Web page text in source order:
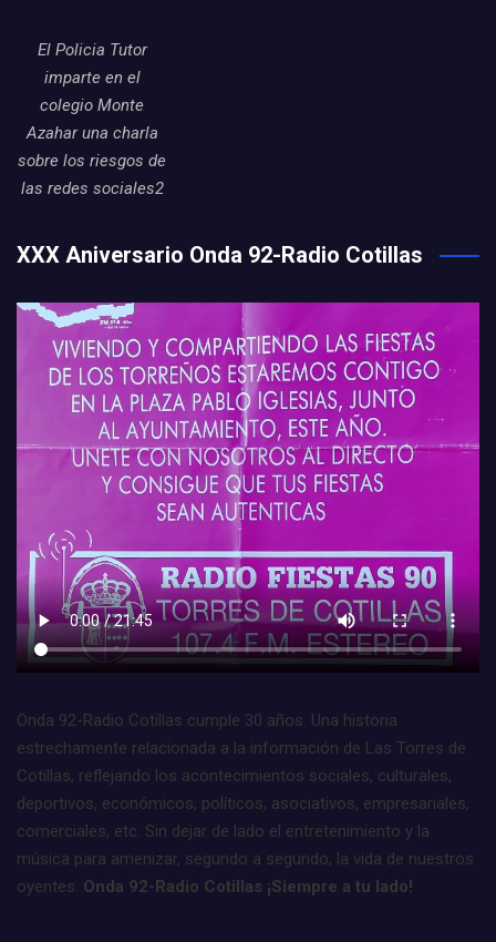
El Policia Tutor
imparte en el
colegio Monte
Azahar una charla
sobre los riesgos de
las redes sociales2
XXX Aniversario Onda 92-Radio Cotillas
Onda 92-Radio Cotillas cumple 30 años. Una historia
estrechamente relacionada a la información de Las Torres de
Cotillas, reflejando los acontecimientos sociales, culturales,
deportivos, económicos, políticos, asociativos, empresariales,
comerciales, etc. Sin dejar de lado el entretenimiento y la
música para amenizar, segundo a segundo, la vida de nuestros
oyentes. Onda 92-Radio Cotillas ¡Siempre a tu lado!